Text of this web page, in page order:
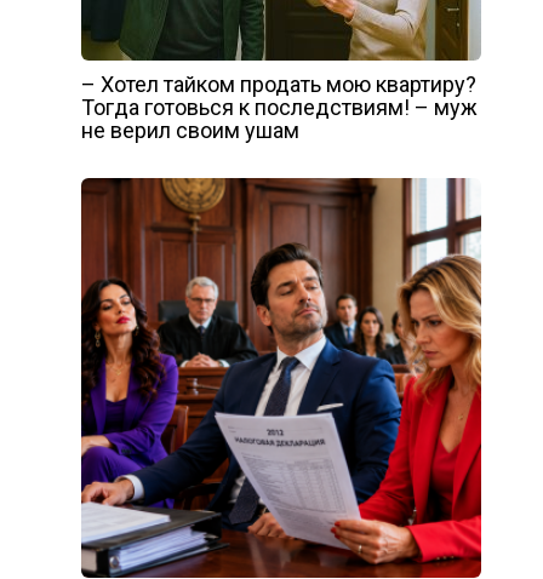
– Хотел тайком продать мою квартиру?
Тогда готовься к последствиям! – муж
не верил своим ушам